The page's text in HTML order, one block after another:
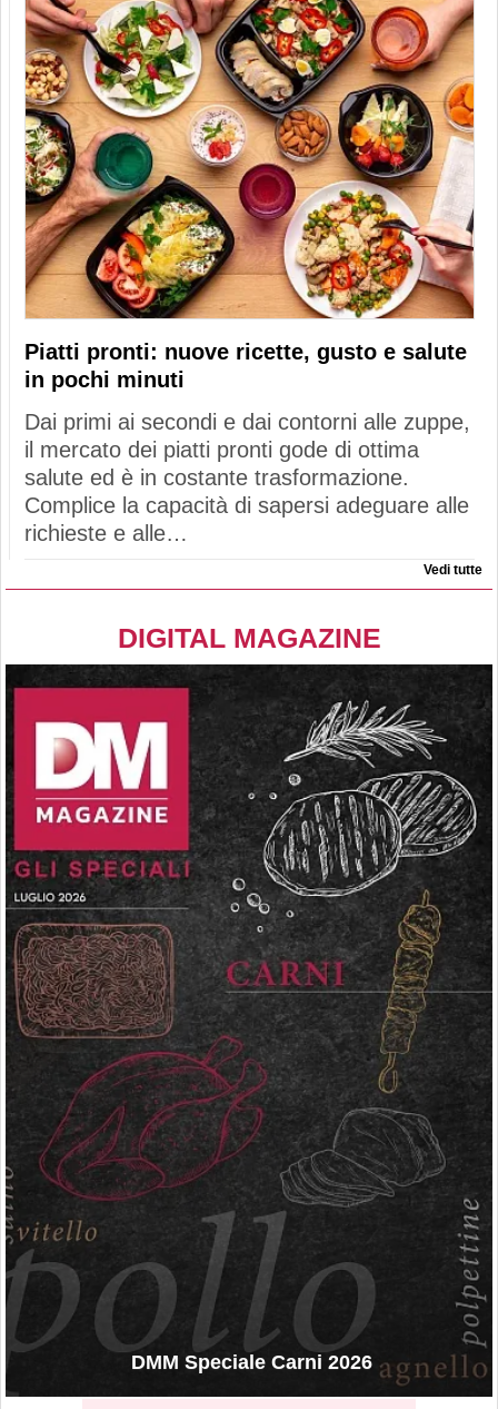
Piatti pronti: nuove ricette, gusto e salute
in pochi minuti
Dai primi ai secondi e dai contorni alle zuppe,
il mercato dei piatti pronti gode di ottima
salute ed è in costante trasformazione.
Complice la capacità di sapersi adeguare alle
richieste e alle…
Vedi tutte
DIGITAL MAGAZINE
DMM Speciale Carni 2026